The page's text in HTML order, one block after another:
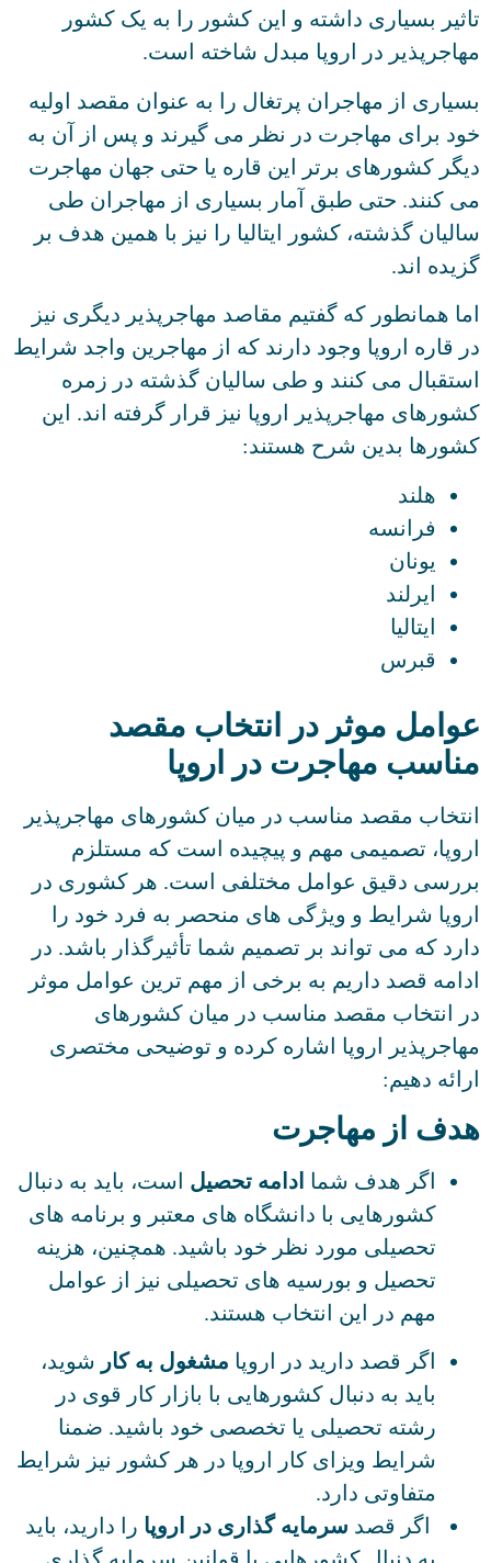
تاثیر بسیاری داشته و این کشور را به یک کشور
مهاجرپذیر در اروپا مبدل شاخته است.
بسیاری از مهاجران پرتغال را به عنوان مقصد اولیه
خود برای مهاجرت در نظر می گیرند و پس از آن به
دیگر کشورهای برتر این قاره یا حتی جهان مهاجرت
می کنند. حتی طبق آمار بسیاری از مهاجران طی
سالیان گذشته، کشور ایتالیا را نیز با همین هدف بر
گزیده اند.
اما همانطور که گفتیم مقاصد مهاجرپذیر دیگری نیز
در قاره اروپا وجود دارند که از مهاجرین واجد شرایط
استقبال می کنند و طی سالیان گذشته در زمره
کشورهای مهاجرپذیر اروپا نیز قرار گرفته اند. این
کشورها بدین شرح هستند:
هلند
فرانسه
یونان
ایرلند
ایتالیا
قبرس
عوامل موثر در انتخاب مقصد
مناسب مهاجرت در اروپا
انتخاب مقصد مناسب در میان کشورهای مهاجرپذیر
اروپا، تصمیمی مهم و پیچیده است که مستلزم
بررسی دقیق عوامل مختلفی است. هر کشوری در
اروپا شرایط و ویژگی های منحصر به فرد خود را
دارد که می تواند بر تصمیم شما تأثیرگذار باشد. در
ادامه قصد داریم به برخی از مهم ترین عوامل موثر
در انتخاب مقصد مناسب در میان کشورهای
مهاجرپذیر اروپا اشاره کرده و توضیحی مختصری
ارائه دهیم:
هدف از مهاجرت
اگر هدف شماادامه تحصیل است، باید به دنبال
کشورهایی با دانشگاه های معتبر و برنامه های
تحصیلی مورد نظر خود باشید. همچنین، هزینه
تحصیل و بورسیه های تحصیلی نیز از عوامل
مهم در این انتخاب هستند.
اگر قصد دارید در اروپامشغول به کارشوید،
باید به دنبال کشورهایی با بازار کار قوی در
رشته تحصیلی یا تخصصی خود باشید. ضمنا
شرایط ویزای کار اروپا در هر کشور نیز شرایط
متفاوتی دارد.
اگر قصدسرمایه گذاری در اروپارا دارید، باید